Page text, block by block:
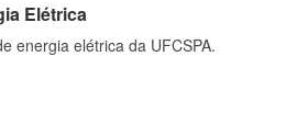
Elétrica
energia elétrica da UFCSPA.